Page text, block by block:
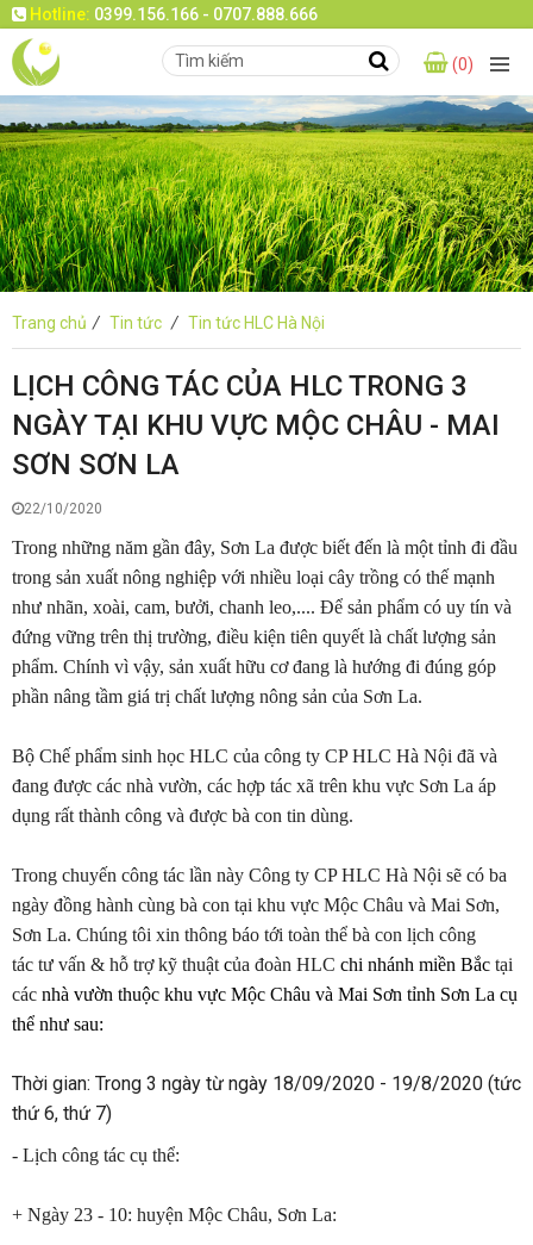
Hotline: 0399.156.166 - 0707.888.666
(0)
Trang chủ / Tin tức / Tin tức HLC Hà Nội
LỊCH CÔNG TÁC CỦA HLC TRONG 3
NGÀY TẠI KHU VỰC MỘC CHÂU - MAI
SƠN SƠN LA
22/10/2020
Trong những năm gần đây, Sơn La được biết đến là một tỉnh đi đầu
trong sản xuất nông nghiệp với nhiều loại cây trồng có thế mạnh
như nhãn, xoài, cam, bưởi, chanh leo,.... Để sản phẩm có uy tín và
đứng vững trên thị trường, điều kiện tiên quyết là chất lượng sản
phẩm. Chính vì vậy, sản xuất hữu cơ đang là hướng đi đúng góp
phần nâng tầm giá trị chất lượng nông sản của Sơn La.
Bộ Chế phẩm sinh học HLC của công ty CP HLC Hà Nội đã và
đang được các nhà vườn, các hợp tác xã trên khu vực Sơn La áp
dụng rất thành công và được bà con tin dùng.
Trong chuyến công tác lần này Công ty CP HLC Hà Nội sẽ có ba
ngày đồng hành cùng bà con tại khu vực Mộc Châu và Mai Sơn,
Sơn La. Chúng tôi xin thông báo tới toàn thể bà con lịch công
tác tư vấn & hỗ trợ kỹ thuật của đoàn HLC chi nhánh miền Bắc tại
các nhà vườn thuộc khu vực Mộc Châu và Mai Sơn tỉnh Sơn La cụ
thể như sau:
Thời gian: Trong 3 ngày từ ngày 18/09/2020 - 19/8/2020 (tức
thứ 6, thứ 7)
- Lịch công tác cụ thể:
+ Ngày 23 - 10: huyện Mộc Châu, Sơn La: